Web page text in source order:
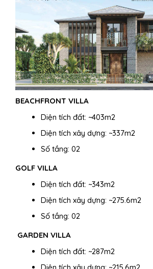
BEACHFRONT VILLA
Diện tích đất: ~403m2
Diện tích xây dựng: ~337m2
Số tầng: 02
GOLF VILLA
Diện tích đất: ~343m2
Diện tích xây dựng: ~275.6m2
Số tầng: 02
GARDEN VILLA
Diện tích đất: ~287m2
Diện tích xây dựng: ~215.6m2